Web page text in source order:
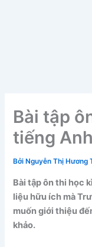
Bài tập
tiếng
Bởi Nguyễn Thị Hương
Bài tập ôn thi học
liệu hữu ích mà
muốn giới thiệu
khảo.